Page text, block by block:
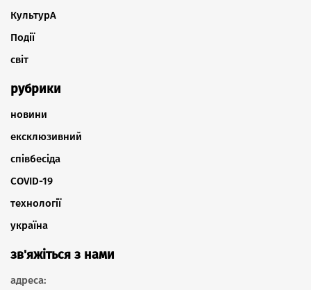
КультурА
Події
світ
рубрики
новини
ексклюзивний
співбесіда
COVID-19
технології
україна
зв'яжіться з нами
адреса: